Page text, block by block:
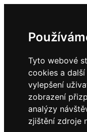
Tyto webové
cookies a
vylepšení
zobrazení
analýzy
zjištění zdroje